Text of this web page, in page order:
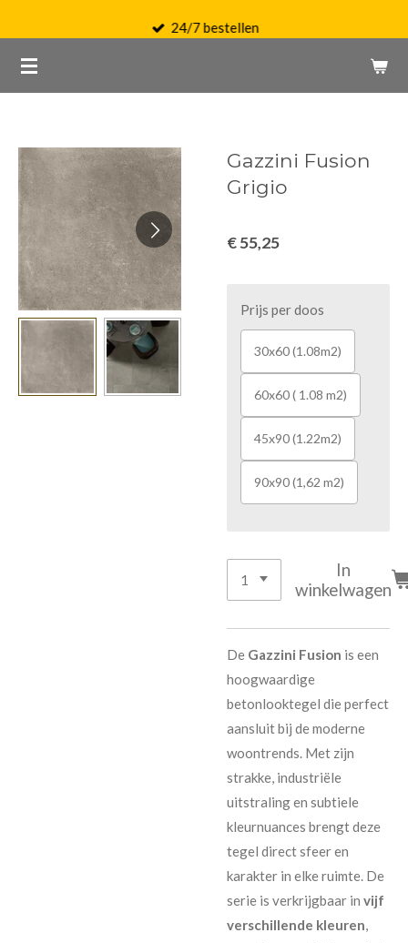
naar
de
24/7 bestellen
Gazzini Fusion
Grigio
€ 55,25
Prijs per doos
30x60 (1.08m2)
60x60 ( 1.08 m2)
45x90 (1.22m2)
90x90 (1,62 m2)
In
winkelwagen
De Gazzini Fusion is een
hoogwaardige
betonlooktegel die perfect
aansluit bij de moderne
woontrends. Met zijn
strakke, industriële
uitstraling en subtiele
kleurnuances brengt deze
tegel direct sfeer en
karakter in elke ruimte. De
serie is verkrijgbaar in vijf
verschillende kleuren,